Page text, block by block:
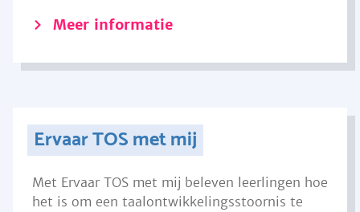
Meer informatie
Ervaar TOS met mij
Met Ervaar TOS met mij beleven leerlingen hoe
het is om een taalontwikkelingsstoornis te